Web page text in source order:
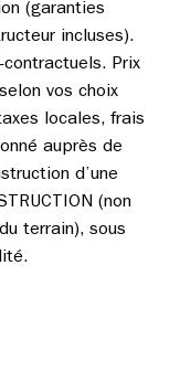
(garanties
incluses).
contractuels. Prix
vos choix
locales, frais
auprès de
d’une
(non
terrain), sous